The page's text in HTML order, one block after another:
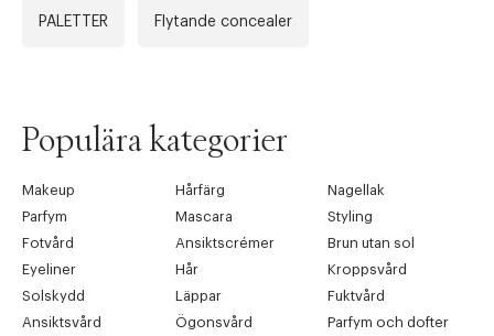
PALETTER Flytande concealer
Populära kategorier
Makeup Hårfärg
Nagellak
Parfym
Mascara
Styling
Fotvård
Ansiktscrémer
Brun utan sol
Eyeliner
Hår
Kroppsvård
Solskydd
Läppar
Fuktvård
Ansiktsvård
Ögonsvård
Parfym och dofter